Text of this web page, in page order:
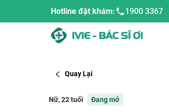
Hotline đặt khám: 1900 3367
Quay Lại
Nữ, 22 tuổi Đang mở